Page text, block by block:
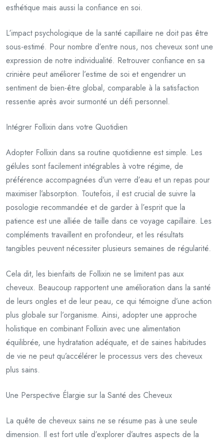
esthétique mais aussi la confiance en soi.
L’impact psychologique de la santé capillaire ne doit pas être
sous-estimé. Pour nombre d’entre nous, nos cheveux sont une
expression de notre individualité. Retrouver confiance en sa
crinière peut améliorer l’estime de soi et engendrer un
sentiment de bien-être global, comparable à la satisfaction
ressentie après avoir surmonté un défi personnel.
Intégrer Follixin dans votre Quotidien
Adopter Follixin dans sa routine quotidienne est simple. Les
gélules sont facilement intégrables à votre régime, de
préférence accompagnées d’un verre d’eau et un repas pour
maximiser l’absorption. Toutefois, il est crucial de suivre la
posologie recommandée et de garder à l’esprit que la
patience est une alliée de taille dans ce voyage capillaire. Les
compléments travaillent en profondeur, et les résultats
tangibles peuvent nécessiter plusieurs semaines de régularité.
Cela dit, les bienfaits de Follixin ne se limitent pas aux
cheveux. Beaucoup rapportent une amélioration dans la santé
de leurs ongles et de leur peau, ce qui témoigne d’une action
plus globale sur l’organisme. Ainsi, adopter une approche
holistique en combinant Follixin avec une alimentation
équilibrée, une hydratation adéquate, et de saines habitudes
de vie ne peut qu’accélérer le processus vers des cheveux
plus sains.
Une Perspective Élargie sur la Santé des Cheveux
La quête de cheveux sains ne se résume pas à une seule
dimension. Il est fort utile d’explorer d’autres aspects de la